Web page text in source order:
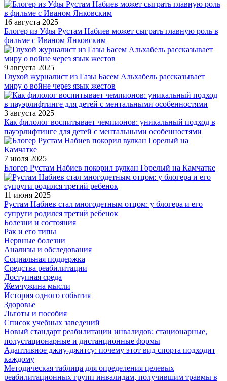
16 августа 2025
Блогер из Уфы Рустам Набиев может сыграть главную роль в
фильме с Иваном Янковским
9 августа 2025
Глухой журналист из Газы Басем Альхабель рассказывает
миру о войне через язык жестов
3 августа 2025
Как филолог воспитывает чемпионов: уникальный подход в
пауэрлифтинге для детей с ментальными особенностями
7 июля 2025
Блогер Рустам Набиев покорил вулкан Горелый на Камчатке
11 июня 2025
Рустам Набиев стал многодетным отцом: у блогера и его
супруги родился третий ребенок
Болезни и состояния
Рак и его типы
Нервные болезни
Анализы и обследования
Социальная поддержка
Средства реабилитации
Доступная среда
Жемчужина мысли
История одного события
Здоровье
Льготы и пособия
Список учебных заведений
Новый стандарт реабилитации инвалидов: стационарные,
полустационарные и дистанционные формы
Адаптивное джиу-джитсу: почему этот вид спорта подходит
каждому
Методическая таблица для определения целевых
реабилитационных групп инвалидам, получившим травмы в